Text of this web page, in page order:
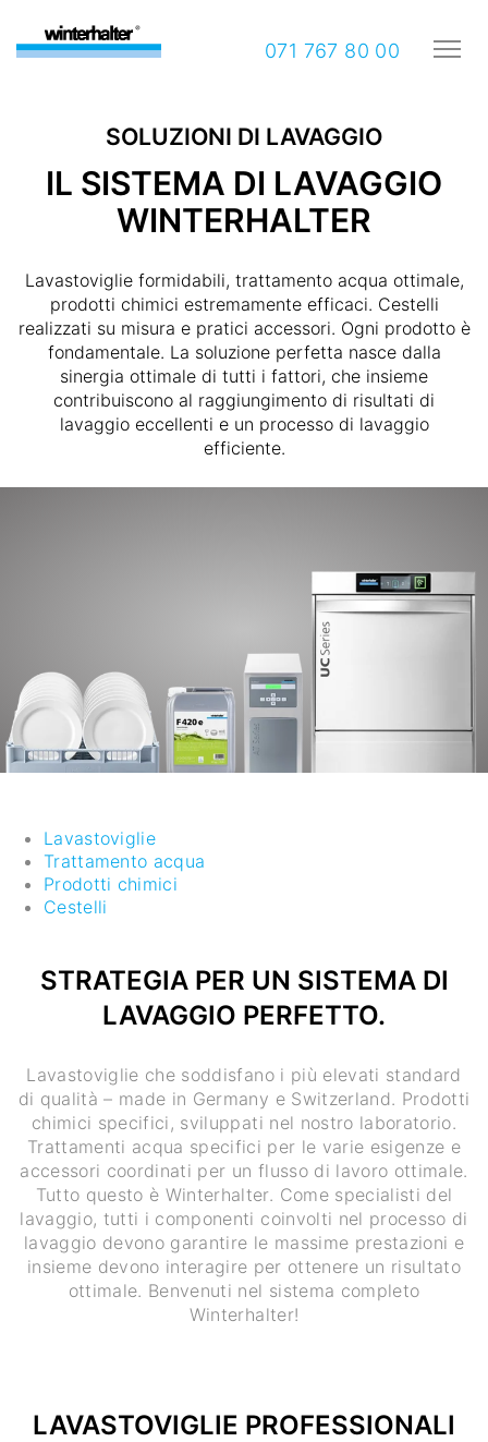
071 767 80 00
SOLUZIONI DI LAVAGGIO
IL SISTEMA DI LAVAGGIO
WINTERHALTER
Lavastoviglie formidabili, trattamento acqua ottimale,
prodotti chimici estremamente efficaci. Cestelli
realizzati su misura e pratici accessori. Ogni prodotto è
fondamentale. La soluzione perfetta nasce dalla
sinergia ottimale di tutti i fattori, che insieme
contribuiscono al raggiungimento di risultati di
lavaggio eccellenti e un processo di lavaggio
efficiente.
Lavastoviglie
Trattamento acqua
Prodotti chimici
Cestelli
STRATEGIA PER UN SISTEMA DI
LAVAGGIO PERFETTO.
Lavastoviglie che soddisfano i più elevati standard
di qualità – made in Germany e Switzerland. Prodotti
chimici specifici, sviluppati nel nostro laboratorio.
Trattamenti acqua specifici per le varie esigenze e
accessori coordinati per un flusso di lavoro ottimale.
Tutto questo è Winterhalter. Come specialisti del
lavaggio, tutti i componenti coinvolti nel processo di
lavaggio devono garantire le massime prestazioni e
insieme devono interagire per ottenere un risultato
ottimale. Benvenuti nel sistema completo
Winterhalter!
LAVASTOVIGLIE PROFESSIONALI